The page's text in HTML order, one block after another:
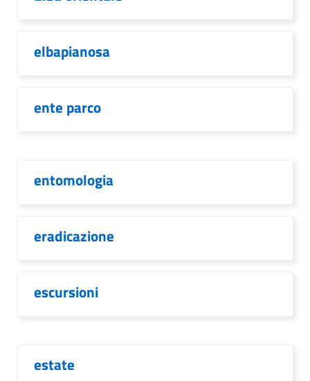
elbapianosa
ente parco
entomologia
eradicazione
escursioni
estate